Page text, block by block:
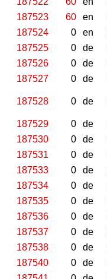
187523
60 en
187524
0 en
187525
0 de
187526
0 de
187527
0 de
187528 0 de
187529
0 de
187530
0 de
187531
0 de
187533
0 de
187534
0 de
187535
0 de
187536
0 de
187537
0 de
187538
0 de
187540
0 de